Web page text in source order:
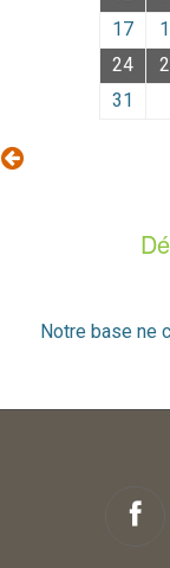
17
24
31
Notre base ne